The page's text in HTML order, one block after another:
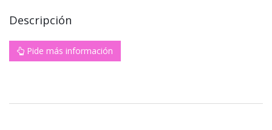
Descripción
Pide más información